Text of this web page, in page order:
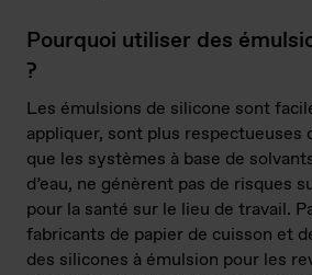
Pourquoi utiliser des
?
Les émulsions de silicone sont
appliquer, sont plus respectueuses
que les systèmes à base de
d’eau, ne génèrent pas de risques
pour la santé sur le lieu de travail.
fabricants de papier de cuisson et
des silicones à émulsion pour les